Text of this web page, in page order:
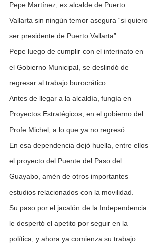
Pepe Martínez, ex alcalde de Puerto
Vallarta sin ningún temor asegura “si quiero
ser presidente de Puerto Vallarta”
Pepe luego de cumplir con el interinato en
el Gobierno Municipal, se deslindó de
regresar al trabajo burocrático.
Antes de llegar a la alcaldía, fungía en
Proyectos Estratégicos, en el gobierno del
Profe Michel, a lo que ya no regresó.
En esa dependencia dejó huella, entre ellos
el proyecto del Puente del Paso del
Guayabo, amén de otros importantes
estudios relacionados con la movilidad.
Su paso por el jacalón de la Independencia
le despertó el apetito por seguir en la
política, y ahora ya comienza su trabajo